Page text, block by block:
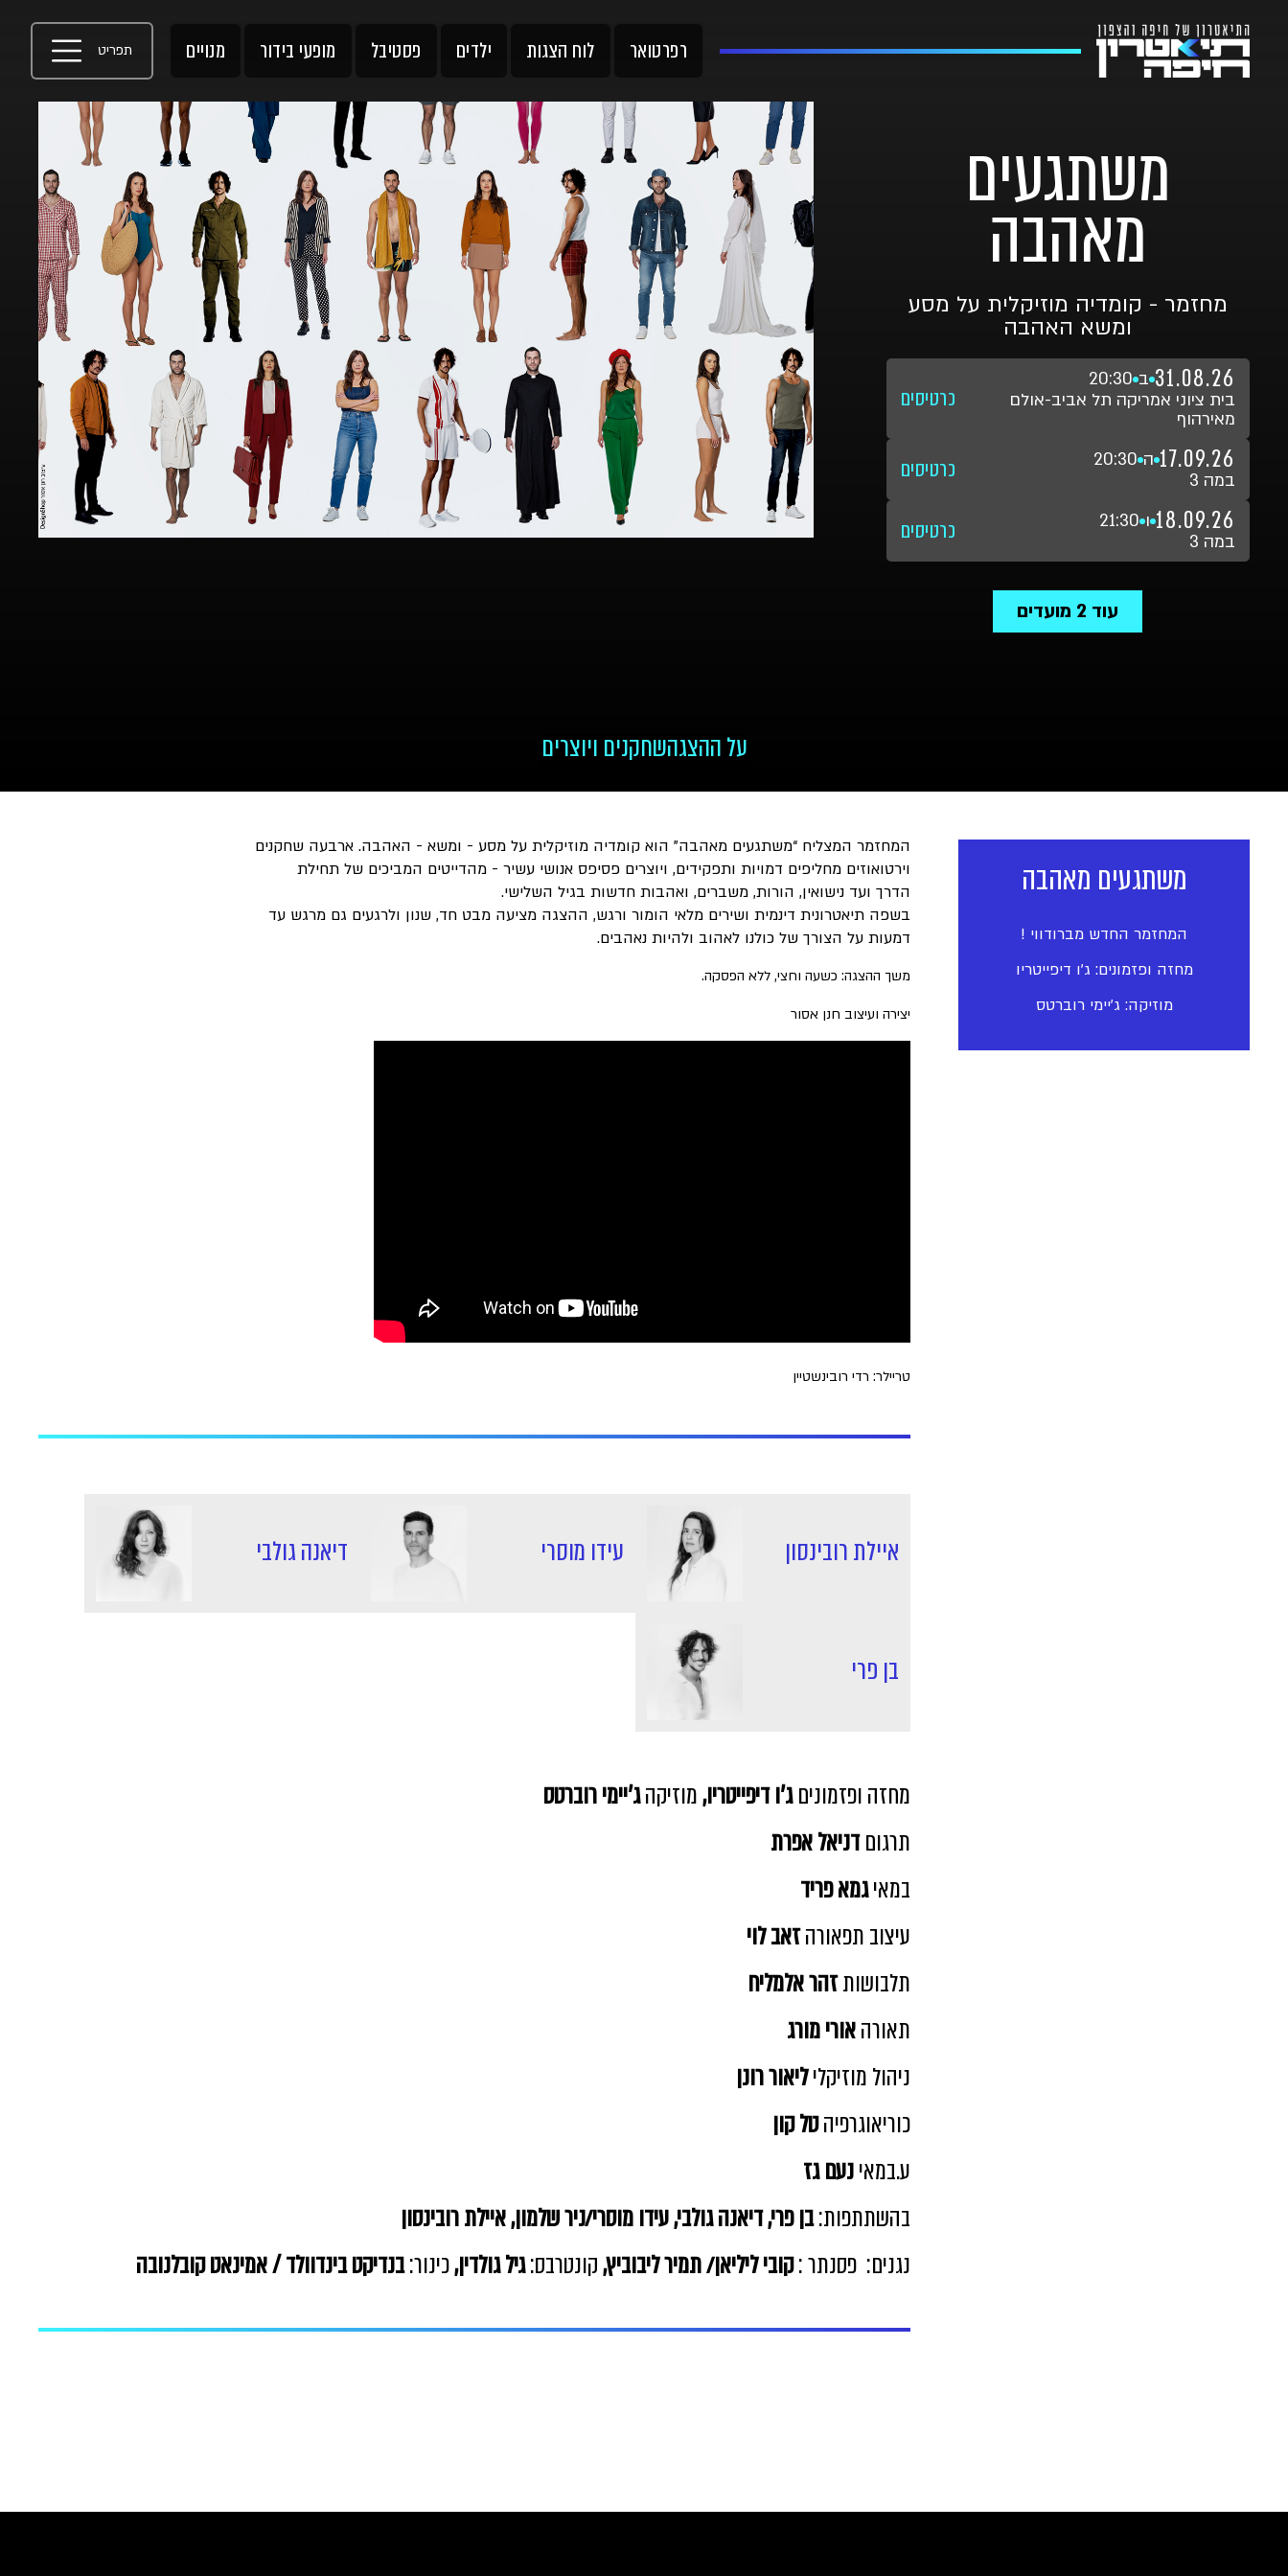
רפרטואר לוח הצגות ילדים פסטיבל מופעי בידור מנויים תפריט
משתגעים
מאהבה
מחזמר - קומדיה מוזיקלית על מסע
ומשא האהבה
31.08.26 ב 20:30
בית ציוני אמריקה תל אביב-אולם
מאירהוף
כרטיסים
17.09.26 ה 20:30
במה 3
כרטיסים
18.09.26 ו 21:30
במה 3
כרטיסים
עוד 2 מועדים
שחקנים ויוצריםעל ההצגה
משתגעים מאהבה
המחזמר החדש מברודווי !
מחזה ופזמונים: ג׳ו דיפייטריו
מוזיקה: ג'יימי רוברטס
המחזמר המצליח “משתגעים מאהבה” הוא קומדיה מוזיקלית על מסע - ומשא - האהבה. ארבעה שחקנים
וירטואוזים מחליפים דמויות ותפקידים, ויוצרים פסיפס אנושי עשיר - מהדייטים המביכים של תחילת
הדרך ועד נישואין, הורות, משברים, ואהבות חדשות בגיל השלישי.
בשפה תיאטרונית דינמית ושירים מלאי הומור ורגש, ההצגה מציעה מבט חד, שנון ולרגעים גם מרגש עד
דמעות על הצורך של כולנו לאהוב ולהיות נאהבים.
משך ההצגה: כשעה וחצי, ללא הפסקה.
יצירה ועיצוב חנן אסור
טריילר: רדי רובינשטיין
איילת רובינסון עידו מוסרי דיאנה גולבי
בן פרי
מחזה ופזמוניםג׳ו דיפייטריו,מוזיקהג'יימי רוברטס
תרגוםדניאל אפרת
במאיגמא פריד
עיצוב תפאורהזאב לוי
תלבושותזהר אלמליח
תאורהאורי מורג
ניהול מוזיקליליאור רונן
כוריאוגרפיהטל קון
ע.במאינעם גז
בהשתתפות:בן פרי, דיאנה גולבי, עידו מוסרי/ניר שלמון, איילת רובינסון
נגנים: פסנתר :קובי ליליאן/ תמיר ליבוביץ,קונטרבס:גיל גולדין,כינור:בנדיקט בינדוולד / אמינאט קובלנובה